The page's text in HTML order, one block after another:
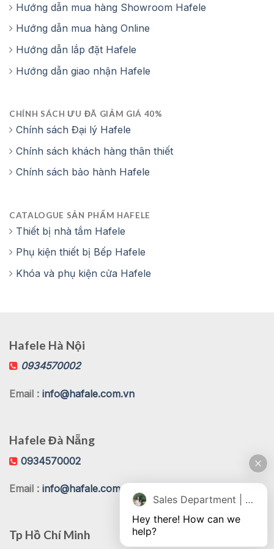
Hướng dẫn mua hàng Showroom Hafele
Hướng dẫn mua hàng Online
Hướng dẫn lắp đặt Hafele
Hướng dẫn giao nhận Hafele
CHÍNH SÁCH ƯU ĐÃ GIẢM GIÁ 40%
Chính sách Đại lý Hafele
Chính sách khách hàng thân thiết
Chính sách bảo hành Hafele
CATALOGUE SẢN PHẨM HAFELE
Thiết bị nhà tắm Hafele
Phụ kiện thiết bị Bếp Hafele
Khóa và phụ kiện cửa Hafele
Hafele Hà Nội
0934570002
Email : info@hafale.com.vn
Hafele Đà Nẵng
0934570002
Email : info@hafale.com.vn
Tp Hồ Chí Minh
Sales Department | Chat online
Hey there! How can we
help?